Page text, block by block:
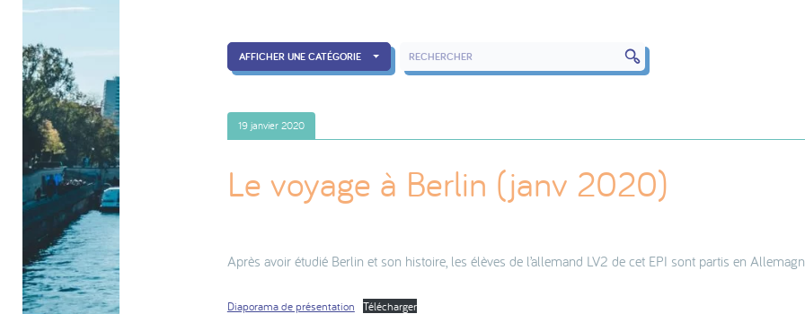
AFFICHER UNE CATÉGORIE RECHERCHER DANS LES ARTICLES
19 janvier 2020
Le voyage à Berlin (janv 2020)
Après avoir étudié Berlin et son histoire, les élèves de l’allemand LV2 de cet EPI sont partis en
Diaporama de présentation Télécharger